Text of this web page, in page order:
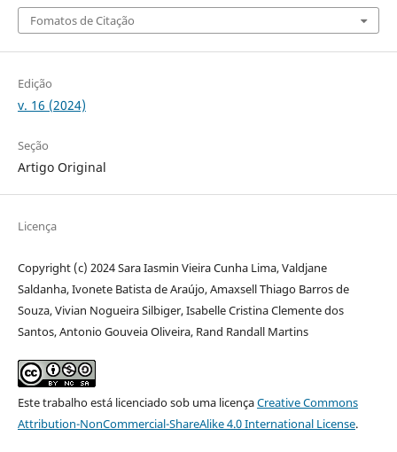
Fomatos de Citação
Edição
v. 16 (2024)
Seção
Artigo Original
Licença
Copyright (c) 2024 Sara Iasmin Vieira Cunha Lima, Valdjane
Saldanha, Ivonete Batista de Araújo, Amaxsell Thiago Barros de
Souza, Vivian Nogueira Silbiger, Isabelle Cristina Clemente dos
Santos, Antonio Gouveia Oliveira, Rand Randall Martins
Este trabalho está licenciado sob uma licençaCreative Commons
Attribution-NonCommercial-ShareAlike 4.0 International License.